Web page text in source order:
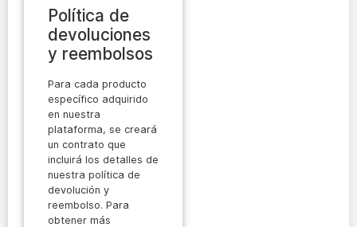
Política de
devoluciones
y reembolsos
Para cada producto
específico adquirido
en nuestra
plataforma, se creará
un contrato que
incluirá los detalles de
nuestra política de
devolución y
reembolso. Para
obtener más